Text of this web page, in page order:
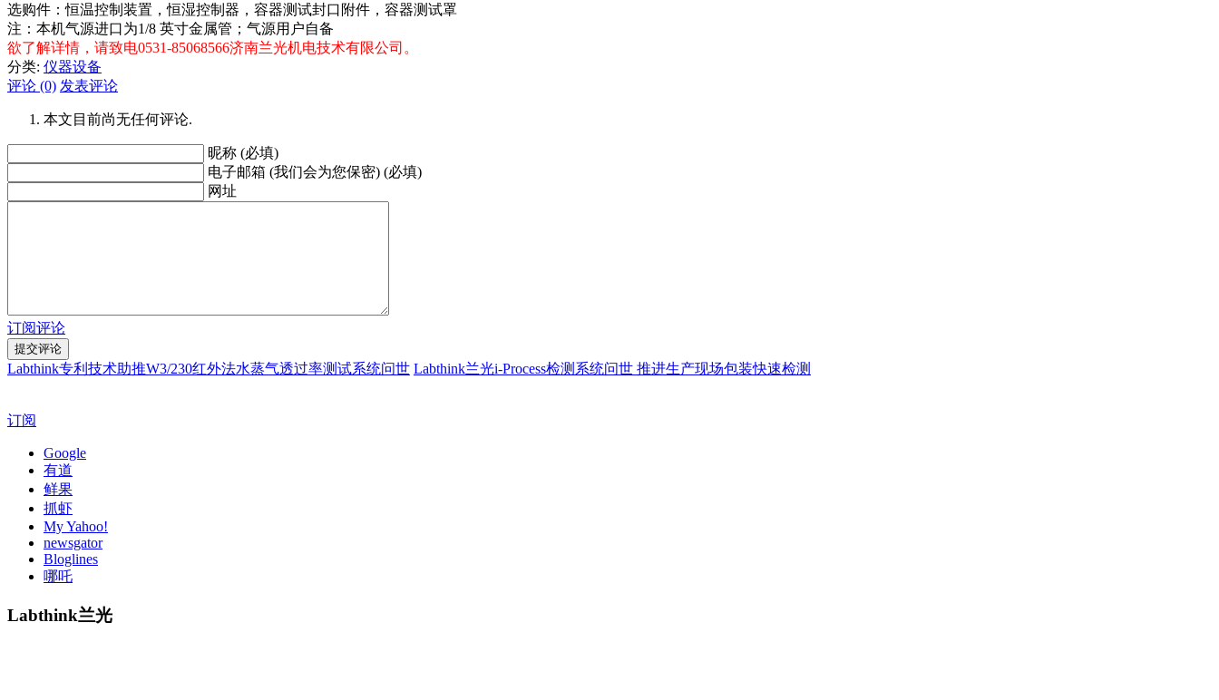
选购件：恒温控制装置，恒湿控制器，容器测试封口附件，容器测试罩
注：本机气源进口为1/8 英寸金属管；气源用户自备
欲了解详情，请致电0531-85068566济南兰光机电技术有限公司。
分类: 仪器设备
评论 (0) 发表评论
本文目前尚无任何评论.
昵称 (必填)
电子邮箱 (我们会为您保密) (必填)
网址
订阅评论
Labthink专利技术助推W3/230红外法水蒸气透过率测试系统问世 Labthink兰光i-Process检测系统问世 推进生产现场包装快速检测
订阅
Google
有道
鲜果
抓虾
My Yahoo!
newsgator
Bloglines
哪吒
Labthink兰光